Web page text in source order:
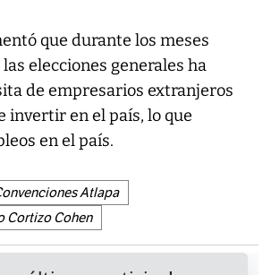
que durante los meses
elecciones generales ha
de empresarios extranjeros
invertir en el país, lo que
en el país.
Atlapa
Cortizo Cohen